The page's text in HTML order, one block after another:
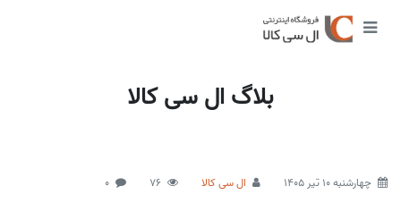
بلاگ ال سی کالا
چهارشنبه 10 تیر 1405 ال سی کالا 76
0